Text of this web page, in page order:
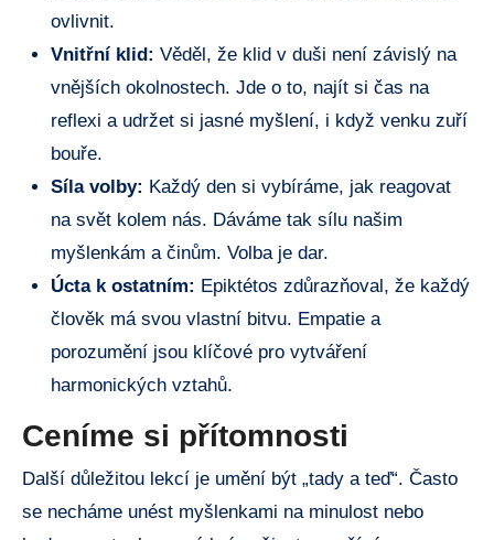
ovlivnit.
Vnitřní klid: Věděl, že klid v duši není závislý na
vnějších okolnostech. Jde o to, najít si čas na
reflexi a udržet si jasné myšlení, i když venku zuří
bouře.
Síla volby: Každý den si vybíráme, jak reagovat
na svět kolem nás. Dáváme tak sílu našim
myšlenkám a činům. Volba je dar.
Úcta k ostatním: Epiktétos zdůrazňoval, že každý
člověk má svou vlastní bitvu. Empatie a
porozumění jsou klíčové pro vytváření
harmonických vztahů.
Ceníme si přítomnosti
Další důležitou lekcí je umění být „tady a teď“. Často
se necháme unést myšlenkami na minulost nebo